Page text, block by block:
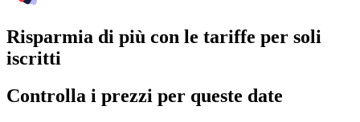
Risparmia di più con le tariffe per soli
iscritti
Controlla i prezzi per queste date